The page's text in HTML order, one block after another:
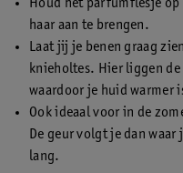
Houd het parfumflesje
haar aan te brengen.
Laat jij je benen graag
knieholtes. Hier liggen
waardoor je huid warmer
Ook ideaal voor in de
De geur volgt je dan
lang.